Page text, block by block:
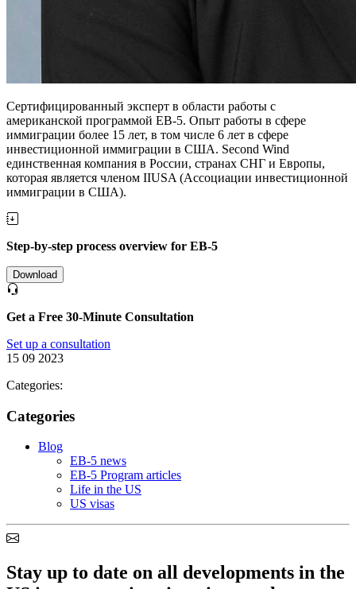
Сертифицированный эксперт в области работы с
американской программой ЕВ-5. Опыт работы в сфере
иммиграции более 15 лет, в том числе 6 лет в сфере
инвестиционной иммиграции в США. Second Wind
единственная компания в России, странах СНГ и Европы,
которая является членом IIUSA (Ассоциации инвестиционной
иммиграции в США).
Step-by-step process overview for EB-5
Download
Get a Free 30-Minute Consultation
Set up a consultation
15 09 2023
Categories:
Categories
Blog
EB-5 news
EB-5 Program articles
Life in the US
US visas
Stay up to date on all developments in the